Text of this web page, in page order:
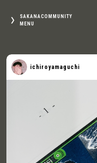
SAKANACOMMUNITY
MENU
ichiroyamaguchi